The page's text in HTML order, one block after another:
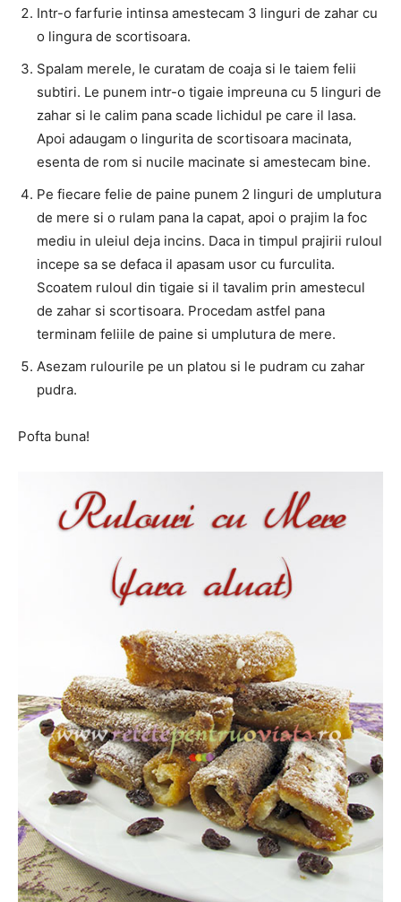
Intr-o farfurie intinsa amestecam 3 linguri de zahar cu
o lingura de scortisoara.
Spalam merele, le curatam de coaja si le taiem felii
subtiri. Le punem intr-o tigaie impreuna cu 5 linguri de
zahar si le calim pana scade lichidul pe care il lasa.
Apoi adaugam o lingurita de scortisoara macinata,
esenta de rom si nucile macinate si amestecam bine.
Pe fiecare felie de paine punem 2 linguri de umplutura
de mere si o rulam pana la capat, apoi o prajim la foc
mediu in uleiul deja incins. Daca in timpul prajirii ruloul
incepe sa se defaca il apasam usor cu furculita.
Scoatem ruloul din tigaie si il tavalim prin amestecul
de zahar si scortisoara. Procedam astfel pana
terminam feliile de paine si umplutura de mere.
Asezam rulourile pe un platou si le pudram cu zahar
pudra.
Pofta buna!